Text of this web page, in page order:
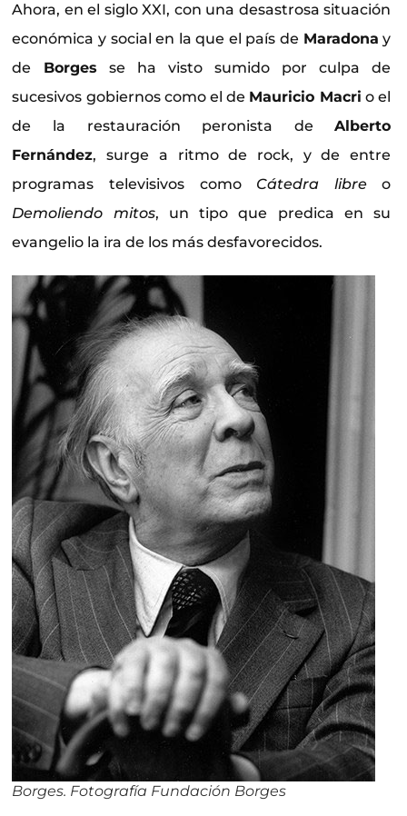
Ahora, en el siglo XXI, con una desastrosa situación
económica y social en la que el país de Maradona y
de Borges se ha visto sumido por culpa de
sucesivos gobiernos como el de Mauricio Macri o el
de la restauración peronista deAlberto
Fernández, surge a ritmo de rock, y de entre
programas televisivos como Cátedra libreo
Demoliendo mitos, un tipo que predica en su
evangelio la ira de los más desfavorecidos.
Borges. Fotografía Fundación Borges